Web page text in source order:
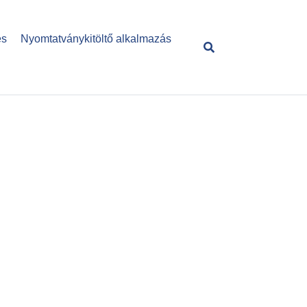
Nyomtatványkitöltő alkalmazás